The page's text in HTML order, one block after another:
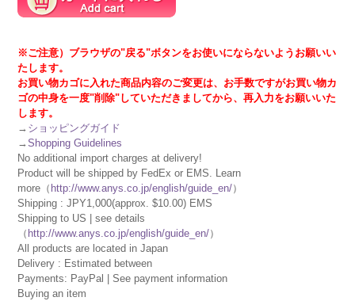
※ご注意）ブラウザの"戻る"ボタンをお使いにならないようお願いい
たします。
お買い物カゴに入れた商品内容のご変更は、お手数ですがお買い物カ
ゴの中身を一度"削除"していただきましてから、再入力をお願いいた
します。
→ ショッピングガイド
→Shopping Guidelines
No additional import charges at delivery!
Product will be shipped by FedEx or EMS. Learn
more（ http://www.anys.co.jp/english/guide_en/）
Shipping : JPY1,000(approx. $10.00) EMS
Shipping to US | see details
（ http://www.anys.co.jp/english/guide_en/）
All products are located in Japan
Delivery : Estimated between
Payments: PayPal | See payment information
Buying an item